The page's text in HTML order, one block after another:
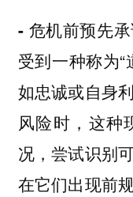
- 危机前预先承
受到一种称为
如忠诚或自身
风险时，这种
况，尝试识别
在它们出现前